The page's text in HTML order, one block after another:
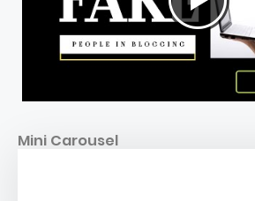
Mini Carousel